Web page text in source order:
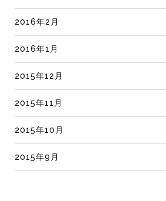
2016年2月
2016年1月
2015年12月
2015年11月
2015年10月
2015年9月